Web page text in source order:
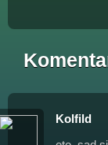
Kolfild